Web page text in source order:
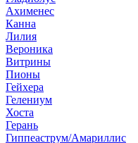
Ахименес
Канна
Лилия
Вероника
Витрины
Пионы
Гейхера
Гелениум
Хоста
Герань
Гиппеаструм/Амариллис